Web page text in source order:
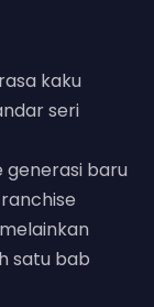
kaku
seri
generasi baru
satu bab